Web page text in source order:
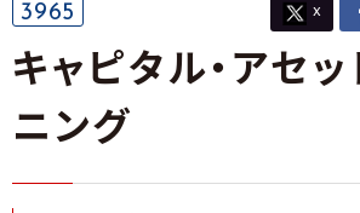
3965 X
キャピタル・アセッ
ニング